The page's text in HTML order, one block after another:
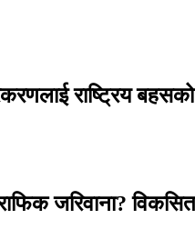
राष्ट्रिय
जरिवाना?